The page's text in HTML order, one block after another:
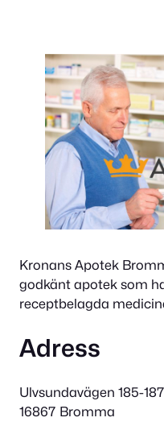
Kronans Apotek
godkänt apotek som
receptbelagda
Adress
Ulvsundavägen 185-187
16867 Bromma